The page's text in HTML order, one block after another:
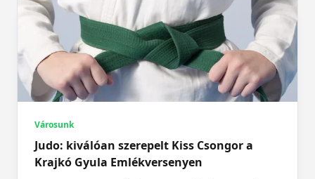
Városunk
Judo: kiválóan szerepelt Kiss Csongor a
Krajkó Gyula Emlékversenyen